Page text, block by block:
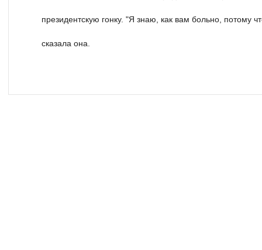
президентскую гонку. "Я знаю, как вам больно, потому
сказала она.